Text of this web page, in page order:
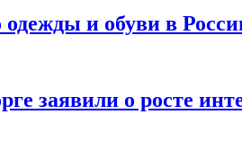
одежды и обуви в
заявили о росте